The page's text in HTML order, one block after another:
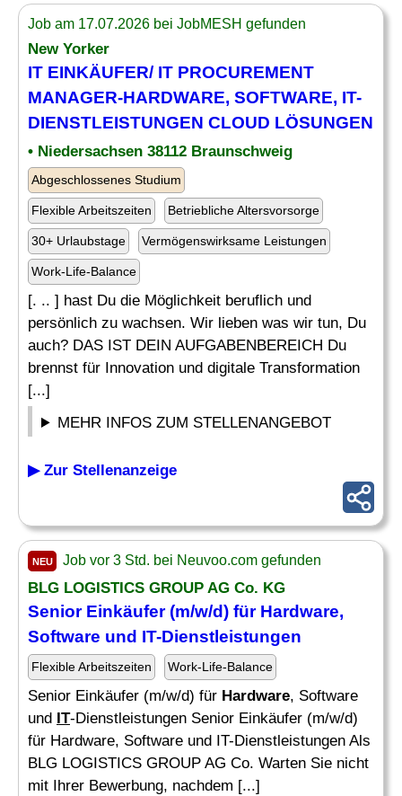
Job am 17.07.2026 bei JobMESH gefunden
New Yorker
IT EINKÄUFER/ IT PROCUREMENT
MANAGER-HARDWARE, SOFTWARE, IT-
DIENSTLEISTUNGEN CLOUD LÖSUNGEN
• Niedersachsen 38112 Braunschweig
Abgeschlossenes Studium
Flexible Arbeitszeiten Betriebliche Altersvorsorge
30+ Urlaubstage Vermögenswirksame Leistungen
Work-Life-Balance
[. .. ] hast Du die Möglichkeit beruflich und
persönlich zu wachsen. Wir lieben was wir tun, Du
auch? DAS IST DEIN AUFGABENBEREICH Du
brennst für Innovation und digitale Transformation
[...]
MEHR INFOS ZUM STELLENANGEBOT
▶ Zur Stellenanzeige
NEU Job vor 3 Std. bei Neuvoo.com gefunden
BLG LOGISTICS GROUP AG Co. KG
Senior Einkäufer (m/w/d) für Hardware,
Software und IT-Dienstleistungen
Flexible Arbeitszeiten Work-Life-Balance
Senior Einkäufer (m/w/d) für Hardware, Software
und IT-Dienstleistungen Senior Einkäufer (m/w/d)
für Hardware, Software und IT-Dienstleistungen Als
BLG LOGISTICS GROUP AG Co. Warten Sie nicht
mit Ihrer Bewerbung, nachdem [...]